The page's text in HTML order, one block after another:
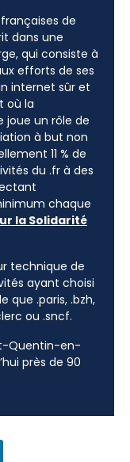
de
dans une
qui consiste à
efforts de ses
internet sûr et
où la
un rôle de
à but non
11 % de
du .fr à des
chaque
la Solidarité
technique de
ayant choisi
que .paris, .bzh,
ou .sncf.
Quentin-en-
près de 90